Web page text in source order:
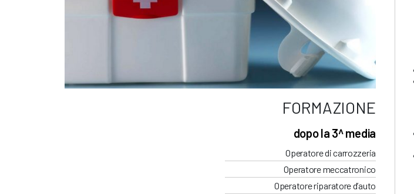
FORMAZIONE
dopo la 3^ media
Operatore di carrozzeria
Operatore meccatronico
Operatore riparatore d’auto